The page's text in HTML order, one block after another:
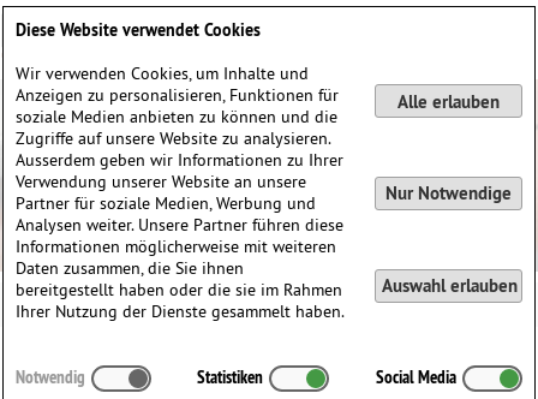
Erkki Werner Aaltonen
Erkki WernerAaltonen
∗ 17.08.1910 inHämeenlinna, Finnland
Diese Website verwendet Cookies
Wir verwenden Cookies, um Inhalte und
Anzeigen zu personalisieren, Funktionen für
soziale Medien anbieten zu können und die
Zugriffe auf unsere Website zu analysieren.
Ausserdem geben wir Informationen zu Ihrer
Verwendung unserer Website an unsere
Partner für soziale Medien, Werbung und
Analysen weiter. Unsere Partner führen diese
Informationen möglicherweise mit weiteren
Daten zusammen, die Sie ihnen
bereitgestellt haben oder die sie im Rahmen
Ihrer Nutzung der Dienste gesammelt haben.
Alle erlauben
Nur Notwendige
Auswahl erlauben
Notwendig Statistiken Social Media